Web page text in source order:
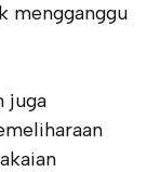
mengganggu
juga